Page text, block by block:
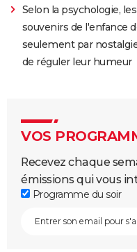
Selon la psychologie,
souvenirs de l'enfance
seulement par
de réguler leur humeur
VOS
Recevez chaque
émissions qui vous
Programme du soir